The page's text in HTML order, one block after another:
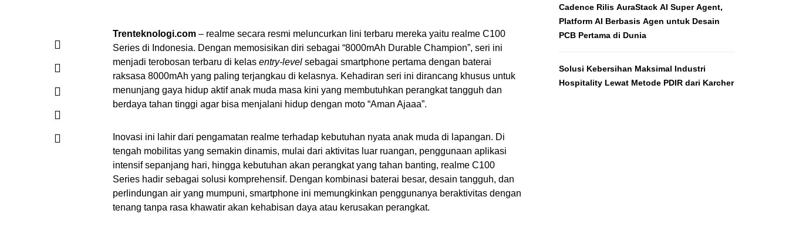
Trenteknologi.com – realme secara resmi meluncurkan lini terbaru mereka yaitu realme C100
Series di Indonesia. Dengan memosisikan diri sebagai “8000mAh Durable Champion”, seri ini
menjadi terobosan terbaru di kelas entry-level sebagai smartphone pertama dengan baterai
raksasa 8000mAh yang paling terjangkau di kelasnya. Kehadiran seri ini dirancang khusus untuk
menunjang gaya hidup aktif anak muda masa kini yang membutuhkan perangkat tangguh dan
berdaya tahan tinggi agar bisa menjalani hidup dengan moto “Aman Ajaaa”.
Inovasi ini lahir dari pengamatan realme terhadap kebutuhan nyata anak muda di lapangan. Di
tengah mobilitas yang semakin dinamis, mulai dari aktivitas luar ruangan, penggunaan aplikasi
intensif sepanjang hari, hingga kebutuhan akan perangkat yang tahan banting, realme C100
Series hadir sebagai solusi komprehensif. Dengan kombinasi baterai besar, desain tangguh, dan
perlindungan air yang mumpuni, smartphone ini memungkinkan penggunanya beraktivitas dengan
tenang tanpa rasa khawatir akan kehabisan daya atau kerusakan perangkat.
Cadence Rilis AuraStack AI Super Agent,
Platform AI Berbasis Agen untuk Desain
PCB Pertama di Dunia
Solusi Kebersihan Maksimal Industri
Hospitality Lewat Metode PDIR dari Karcher